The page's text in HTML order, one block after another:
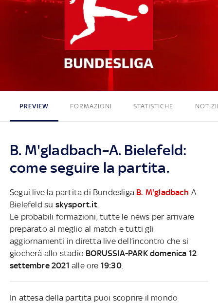
3 - 1
PREVIEW FORMAZIONI STATISTICHE
B. M'gladbach–A. Bielefeld:
come seguire la partita.
Segui live la partita di Bundesliga B. M'gladbach-A.
Bielefeld su skysport.it.
Le probabili formazioni, tutte le news per arrivare
preparato al meglio al match e tutti gli
aggiornamenti in diretta live dell’incontro che si
giocherà allo stadio BORUSSIA-PARK domenica 12
settembre 2021 alle ore 19:30.
In attesa della partita puoi scoprire il mondo